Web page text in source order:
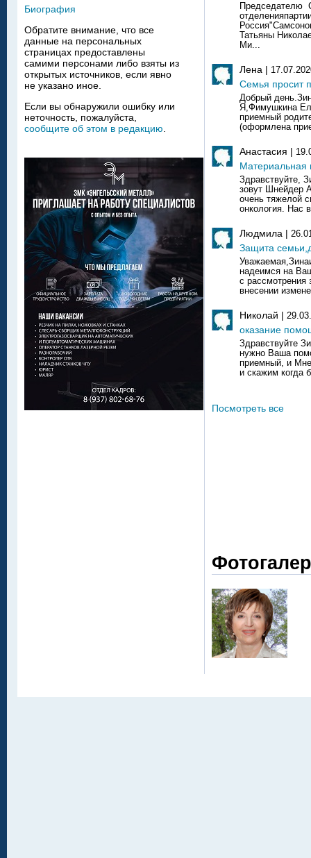
Председателю
Татьяны
Ми...
Лена |
Семья просит
Добрый
Я,Фимушкина
приемный
(оформлена
Анастасия |
Здравствуйте,
зовут Шнейдер
очень тяжелой
онкология. Нас
Людмила |
Защита
надеимся на
с рассмотрения
внесении
Николай |
оказание
Здравствуйте
нужно Ваша
приемный, и
и скажим когда
Посмотреть все
Биография
Обратите внимание, что все
данные на персональных
страницах предоставлены
самими персонами либо взяты из
открытых источников, если явно
не указано иное.
Если вы обнаружили ошибку или
неточность, пожалуйста,
сообщите об этом в редакцию